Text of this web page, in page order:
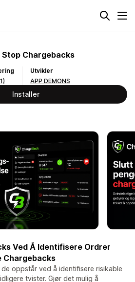
Stop Chargebacks
Utvikler
APP DEMONS
Installer
Ved Å Identifisere Ordrer
Chargebacks
oppstår ved å identifisere risikable
tvister. Gjør det mulig å